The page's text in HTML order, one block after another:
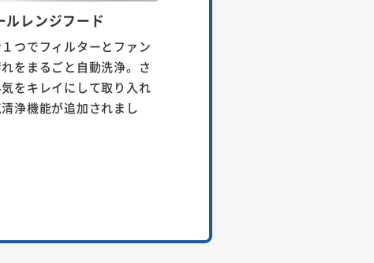
ルレンジフード
つでフィルターとファン
をまるごと自動洗浄。さ
をキレイにして取り入れ
浄機能が追加されまし